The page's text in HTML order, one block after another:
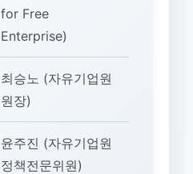
for Free
Enterprise)
최승노 (자유기업원
원장)
윤주진 (자유기업원
정책전문위원)